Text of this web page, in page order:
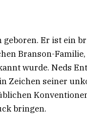
geboren. Er ist ein
Branson-
wurde. Neds
Zeichen seiner
bringen.